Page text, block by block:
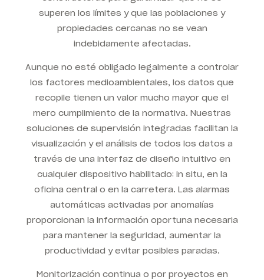
superen los límites y que las poblaciones y
propiedades cercanas no se vean
indebidamente afectadas.
Aunque no esté obligado legalmente a controlar
los factores medioambientales, los datos que
recopile tienen un valor mucho mayor que el
mero cumplimiento de la normativa. Nuestras
soluciones de supervisión integradas facilitan la
visualización y el análisis de todos los datos a
través de una interfaz de diseño intuitivo en
cualquier dispositivo habilitado: in situ, en la
oficina central o en la carretera. Las alarmas
automáticas activadas por anomalías
proporcionan la información oportuna necesaria
para mantener la seguridad, aumentar la
productividad y evitar posibles paradas.
Monitorización continua o por proyectos en